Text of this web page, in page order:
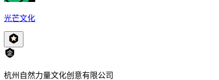
光芒文化
杭州自然力量文化创意有限公司